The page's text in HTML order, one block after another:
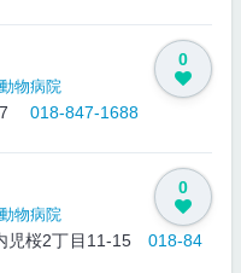
動物病院
7 018-847-1688
0
動物病院
児桜2丁目11-15 018-84
0